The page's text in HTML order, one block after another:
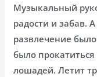
Музыкальный
радости и забав.
развлечение
было
лошадей. Летит